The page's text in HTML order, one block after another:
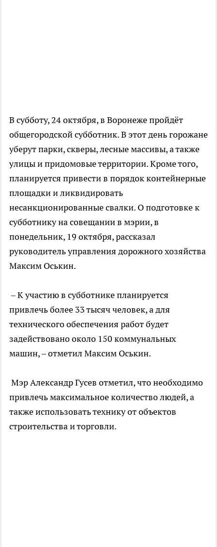
В субботу, 24 октября, в Воронеже пройдёт
общегородской субботник. В этот день горожане
уберут парки, скверы, лесные массивы, а также
улицы и придомовые территории. Кроме того,
планируется привести в порядок контейнерные
площадки и ликвидировать
несанкционированные свалки. О подготовке к
субботнику на совещании в мэрии, в
понедельник, 19 октября, рассказал
руководитель управления дорожного хозяйства
Максим Оськин.
– К участию в субботнике планируется
привлечь более 33 тысяч человек, а для
технического обеспечения работ будет
задействовано около 150 коммунальных
машин, – отметил Максим Оськин.
Мэр Александр Гусев отметил, что необходимо
привлечь максимальное количество людей, а
также использовать технику от объектов
строительства и торговли.